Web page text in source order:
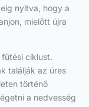
nyitva, hogy a
mielőtt újra
ciklust.
találják az üres
történő
a nedvesség